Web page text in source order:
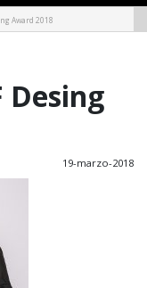
Award 2018
Desing
19-marzo-2018